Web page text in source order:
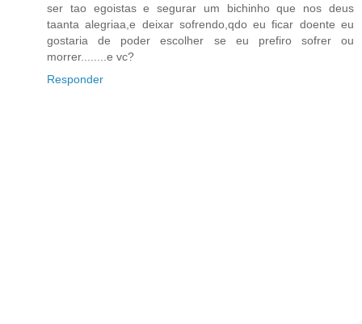
ser tao egoistas e segurar um bichinho que nos deus
taanta alegriaa,e deixar sofrendo,qdo eu ficar doente eu
gostaria de poder escolher se eu prefiro sofrer ou
morrer........e vc?
Responder